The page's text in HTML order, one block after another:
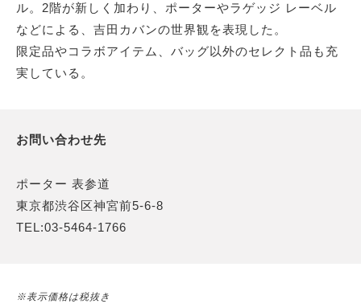
ル。2階が新しく加わり、ポーターやラゲッジ レーベル
などによる、吉田カバンの世界観を表現した。
限定品やコラボアイテム、バッグ以外のセレクト品も充
実している。
お問い合わせ先
ポーター 表参道
東京都渋谷区神宮前5-6-8
TEL:03-5464-1766
※表示価格は税抜き